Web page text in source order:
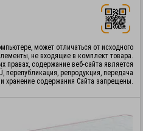
может отличаться от исходного
не входящие в комплект товара.
правах, содержание веб-сайта является
перепубликация, репродукция, передача
хранение содержания Сайта запрещены.